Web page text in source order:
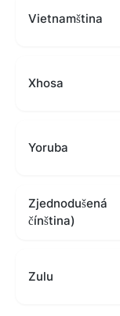
Vietnamština
Xhosa
Yoruba
Zjednodušená
čínština)
Zulu